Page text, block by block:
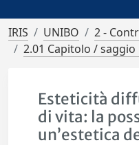
IRIS UNIBO
2 -
2.01 Capitolo /
Esteticità
di vita: la
un’estetica